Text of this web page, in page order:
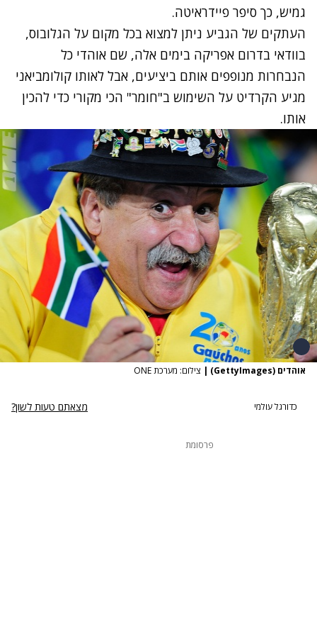
גמיש, כך סיפר פיידראיטה.
העתקים של הגביע ניתן למצוא בכל מקום על הגלובוס,
בוודאי בדרום אפריקה בימים אלה, שם אוהדי כל
הנבחרות מנופפים אותם ביציעים, אבל לאותו קולומביאני
מגיע הקרדיט על השימוש ב"חומר" הכי מקורי כדי להכין
אותו.
אוהדים (GettyImages) | צילום: מערכת ONE
כדורגל עולמי מצאתם טעות לשון?
פרסומת